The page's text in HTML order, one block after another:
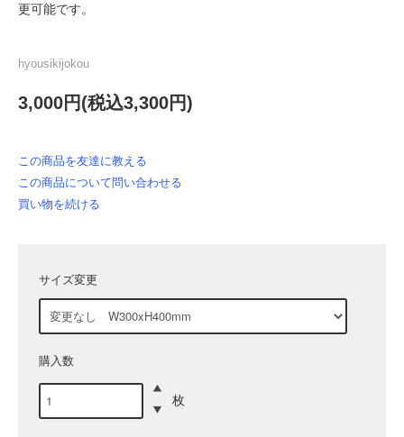
更可能です。
hyousikijokou
3,000円(税込3,300円)
この商品を友達に教える
この商品について問い合わせる
買い物を続ける
サイズ変更
購入数
枚